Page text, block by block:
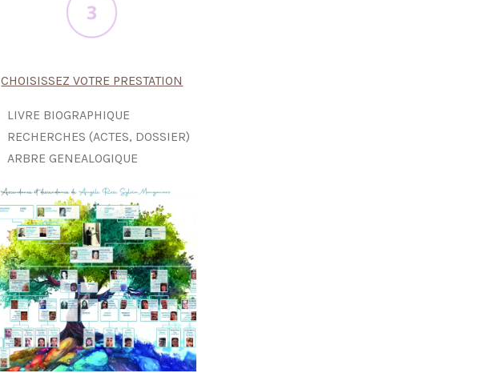
CHOISISSEZ VOTRE PRESTATION
LIVRE BIOGRAPHIQUE
RECHERCHES (ACTES, DOSSIER)
ARBRE GENEALOGIQUE